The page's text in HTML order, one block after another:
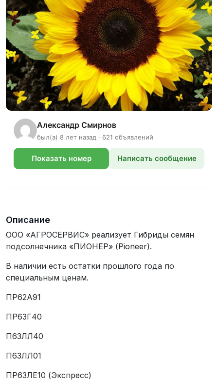
Александр Смирнов
был(а) 8 лет назад · 621 объявлений
Показать номер Написать сообщение
Описание
ООО «АГРОСЕРВИС» реализует Гибриды семян
подсолнечника «ПИОНЕР» (Pioneer).
В наличии есть остатки прошлого года по
специальным ценам.
ПР62А91
ПР63Г40
П63ЛЛ40
П63ЛЛ01
ПР63ЛЕ10 (Экспресс)